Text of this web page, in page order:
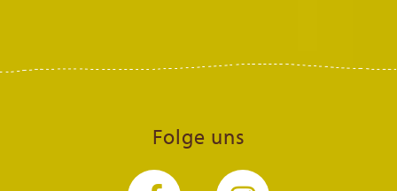
Folge uns